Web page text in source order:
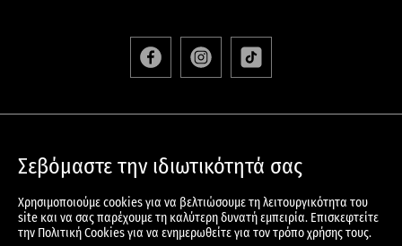
Σεβόμαστε την ιδιωτικότητά σας
Χρησιμοποιούμε cookies για να βελτιώσουμε τη λειτουργικότητα του
site και να σας παρέχουμε τη καλύτερη δυνατή εμπειρία. Επισκεφτείτε
την Πολιτική Cookies για να ενημερωθείτε για τον τρόπο χρήσης τους.
ΟΡΟΙ & ΠΡΟΫΠΟΘΕΣΕΙΣ
ΠΟΛΙΤΙΚΗ COOKIES